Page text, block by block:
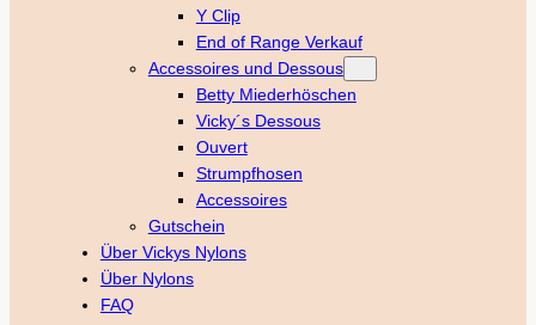
Y Clip
End of Range Verkauf
Accessoires und Dessous
Betty Miederhöschen
Vicky´s Dessous
Ouvert
Strumpfhosen
Accessoires
Gutschein
Über Vickys Nylons
Über Nylons
FAQ